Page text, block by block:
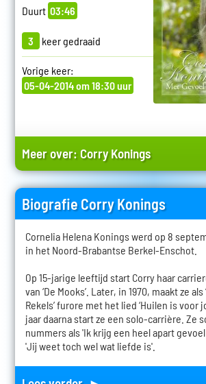
Duurt 03:46
3 keer gedraaid
Vorige keer:
05-04-2014 om 18:30 uur
Meer over: Corry Konings
Biografie Corry Konings
Cornelia Helena Konings werd op 8
in het Noord-Brabantse Berkel-Enschot.
Op 15-jarige leeftijd start Corry haar
van ‘De Mooks’. Later, in 1970, maakt ze als
Rekels’ furore met het lied ‘Huilen is voor
jaar daarna start ze een solo-carrière. Ze
nummers als 'Ik krijg een heel apart
'Jij weet toch wel wat liefde is'.